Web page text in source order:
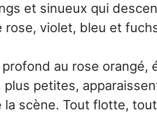
et sinueux qui
violet, bleu et
au rose orangé,
petites,
scène. Tout flotte,